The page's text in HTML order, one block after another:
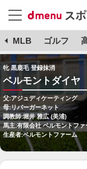
MLB ゴルフ
牝 黒鹿毛 登録抹消
ベルモントダイヤ
父:アジュディケーティング
母:リバーガーネット
調教師:堀井 雅広 (美浦)
馬主:有限会社 ベルモントファ
生産者:ベルモントファーム